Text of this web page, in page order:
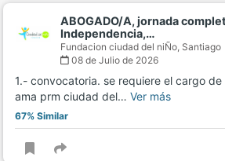
ABOGADO/A, jornada
Independencia,…
Fundacion ciudad del niÑo, Santiago
08 de Julio de 2026
1.- convocatoria. se requiere el cargo
ama prm ciudad del… Ver más
67% Similar